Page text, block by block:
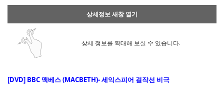
상세정보 새창 열기
상세 정보를 확대해 보실 수 있습니다.
[DVD] BBC 맥베스 (MACBETH)- 세익스피어 걸작선 비극